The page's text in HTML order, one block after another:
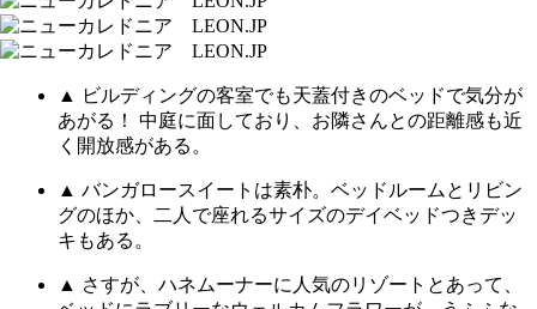
▲ ビルディングの客室でも天蓋付きのベッドで気分が
あがる！ 中庭に面しており、お隣さんとの距離感も近
く開放感がある。
▲ バンガロースイートは素朴。ベッドルームとリビン
グのほか、二人で座れるサイズのデイベッドつきデッ
キもある。
▲ さすが、ハネムーナーに人気のリゾートとあって、